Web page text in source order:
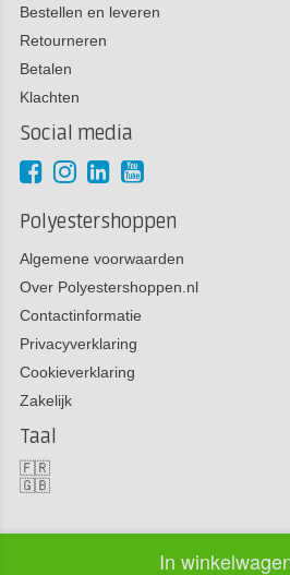
In
Bestellen en leveren
Retourneren
Betalen
Klachten
Social media
Polyestershoppen
Algemene voorwaarden
Over Polyestershoppen.nl
Contactinformatie
Privacyverklaring
Cookieverklaring
Zakelijk
Taal
🇫🇷
🇬🇧
Copyright 2026